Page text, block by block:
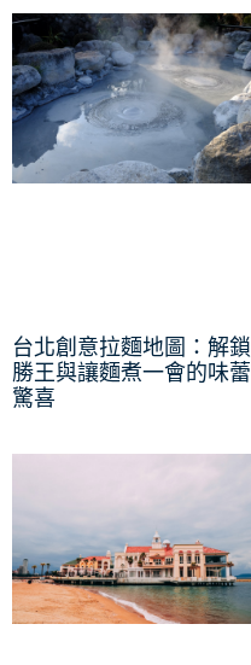
台北創意拉麵地圖：解鎖
勝王與讓麵煮一會的味蕾
驚喜